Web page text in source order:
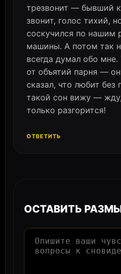
трезвонит — бывший
звонит, голос тихий,
соскучился по нашим
машины. А потом так
всегда думал обо
от объятий парня —
сказал, что любит без
такой сон вижу —
только разгорится!
ОТВЕТИТЬ
ОСТАВИТЬ